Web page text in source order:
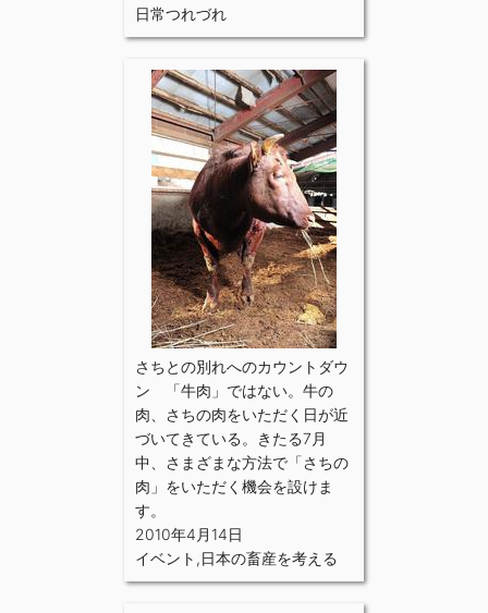
日常つれづれ
さちとの別れへのカウントダウ
ン 「牛肉」ではない。牛の
肉、さちの肉をいただく日が近
づいてきている。きたる7月
中、さまざまな方法で「さちの
肉」をいただく機会を設けま
す。
2010年4月14日
イベント ,日本の畜産を考える